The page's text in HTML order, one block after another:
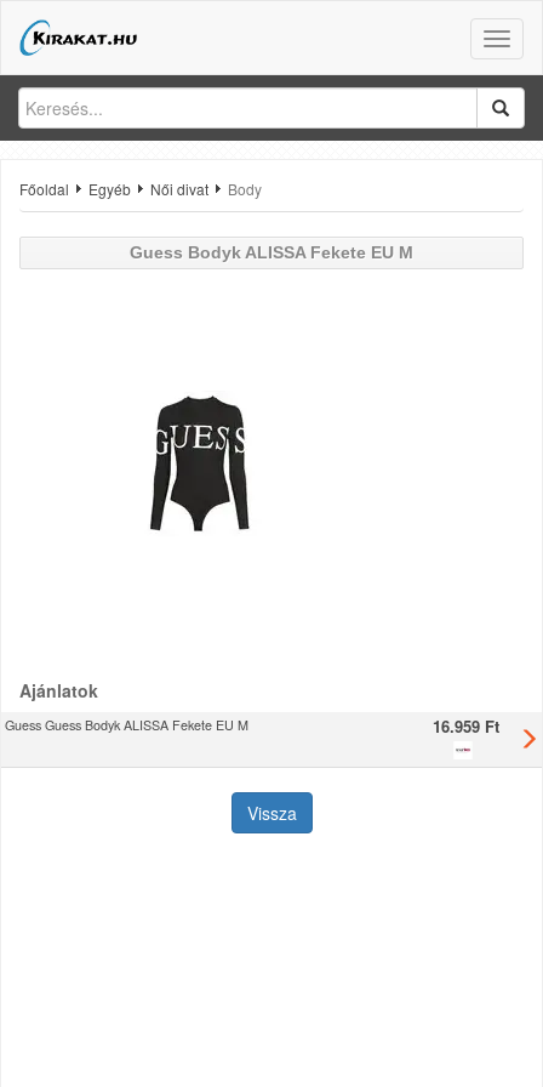
Toggle
Főoldal Egyéb Női divat Body
Guess Bodyk ALISSA Fekete EU M
Ajánlatok
Guess Guess Bodyk ALISSA Fekete EU M 16.959 Ft
Vissza